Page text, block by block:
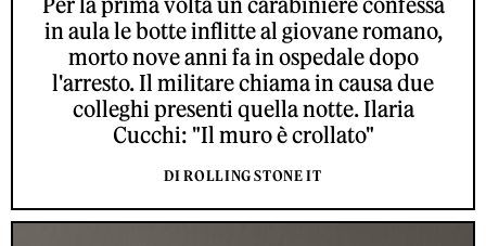
in aula le botte inflitte al giovane romano,
morto nove anni fa in ospedale dopo
l'arresto. Il militare chiama in causa due
colleghi presenti quella notte. Ilaria
Cucchi: "Il muro è crollato"
DI ROLLING STONE IT